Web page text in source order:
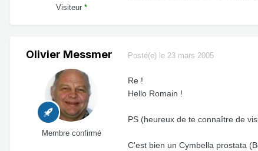
Visiteur*
Olivier Messmer
Membre confirmé
Posté(e) le 23 mars 2005
Re !
Hello Romain !
PS (heureux de te connaître de
C'est bien un Cymbella prostata